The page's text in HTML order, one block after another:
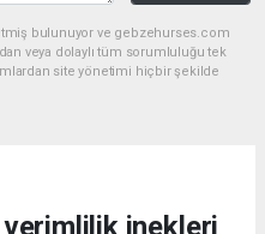
bulunuyor ve gebzehurses.com
veya dolaylı tüm sorumluluğu tek
site yönetimi hiçbir şekilde
inekleri